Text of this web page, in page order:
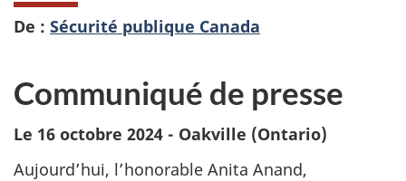
De : Sécurité publique Canada
Communiqué de presse
Le 16 octobre 2024 - Oakville (Ontario)
Aujourd’hui, l’honorable Anita Anand,